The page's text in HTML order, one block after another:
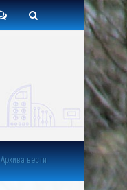
Архива вести